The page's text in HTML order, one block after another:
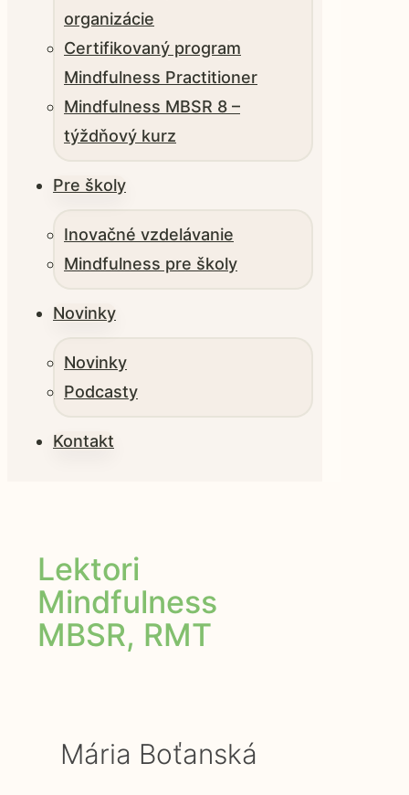
organizácie
Certifikovaný program
Mindfulness Practitioner
Mindfulness MBSR 8 –
týždňový kurz
Pre školy
Inovačné vzdelávanie
Mindfulness pre školy
Novinky
Novinky
Podcasty
Kontakt
Lektori
Mindfulness
MBSR, RMT
Mária Boťanská